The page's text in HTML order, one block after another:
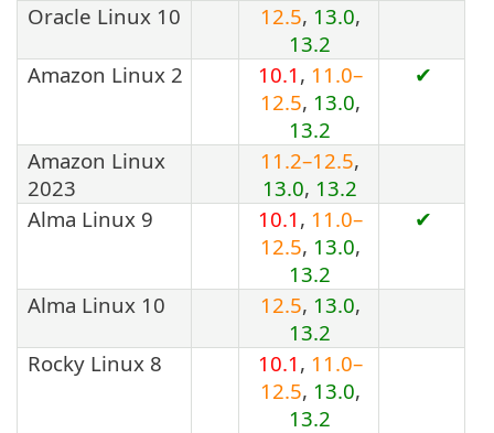
Oracle Linux 10
12.5, 13.0,
13.2
Amazon Linux 2
10.1 , 11.0–
12.5, 13.0,
13.2
✔
Amazon Linux
2023
11.2–12.5,
13.0, 13.2
Alma Linux 9
10.1 , 11.0–
12.5, 13.0,
13.2
✔
Alma Linux 10 12.5, 13.0,
13.2
Rocky Linux 8
10.1 , 11.0–
12.5, 13.0,
13.2